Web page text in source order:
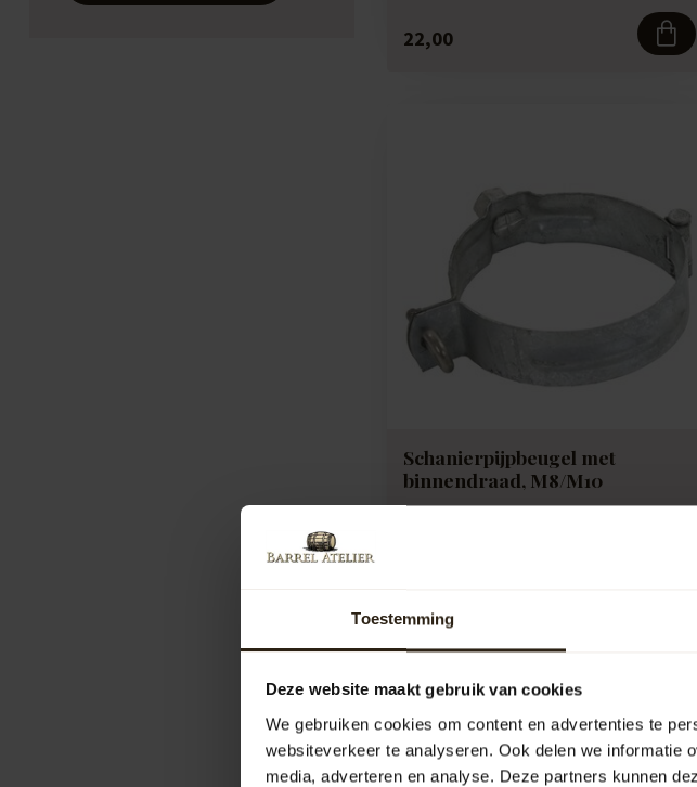
Toestemming
Deze website maakt gebruik van cookies
We gebruiken cookies om content en advertenties te
websiteverkeer te analyseren. Ook delen we informatie
media, adverteren en analyse. Deze partners kunnen
22,00
Schanierpijpbeugel met
binnendraad, M8/M10
Schanierpijpbeugel met binnendraad,
7,95